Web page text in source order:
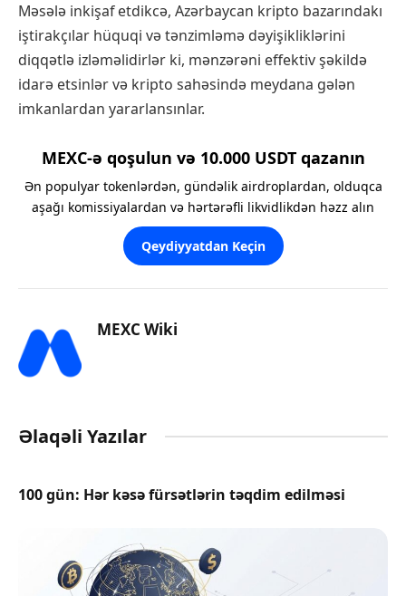
Məsələ inkişaf etdikcə, Azərbaycan kripto bazarındakı
iştirakçılar hüquqi və tənzimləmə dəyişikliklərini
diqqətlə izləməlidirlər ki, mənzərəni effektiv şəkildə
idarə etsinlər və kripto sahəsində meydana gələn
imkanlardan yararlansınlar.
MEXC-ə qoşulun və 10.000 USDT qazanın
Ən populyar tokenlərdən, gündəlik airdroplardan, olduqca
aşağı komissiyalardan və hərtərəfli likvidlikdən həzz alın
Qeydiyyatdan Keçin
MEXC Wiki
Əlaqəli Yazılar
100 gün: Hər kəsə fürsətlərin təqdim edilməsi